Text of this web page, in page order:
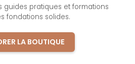
guides pratiques et formations
fondations solides.
LA BOUTIQUE